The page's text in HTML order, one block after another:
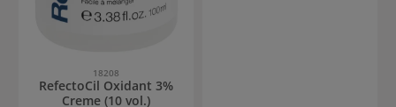
18208
RefectoCil Oxidant 3%
Creme (10 vol.)